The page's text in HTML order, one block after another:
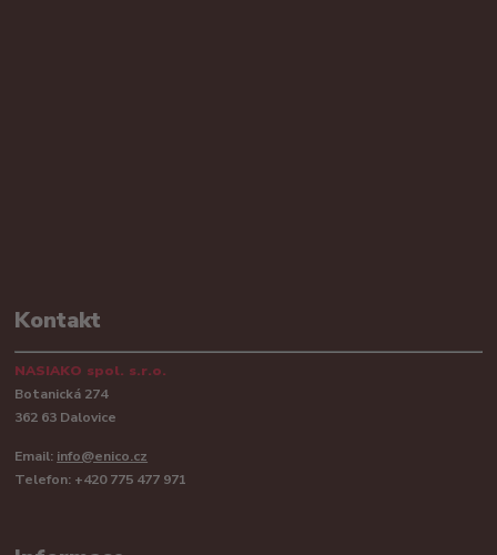
Kontakt
NASIAKO spol. s.r.o.
Botanická 274
362 63 Dalovice
Email: info@enico.cz
Telefon: +420 775 477 971